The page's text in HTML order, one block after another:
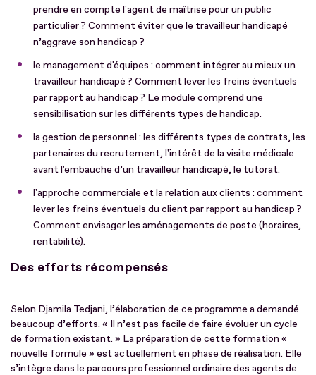
prendre en compte l'agent de maîtrise pour un public
particulier ? Comment éviter que le travailleur handicapé
n’aggrave son handicap ?
le management d'équipes : comment intégrer au mieux un
travailleur handicapé ? Comment lever les freins éventuels
par rapport au handicap ? Le module comprend une
sensibilisation sur les différents types de handicap.
la gestion de personnel : les différents types de contrats, les
partenaires du recrutement, l'intérêt de la visite médicale
avant l'embauche d’un travailleur handicapé, le tutorat.
l'approche commerciale et la relation aux clients : comment
lever les freins éventuels du client par rapport au handicap ?
Comment envisager les aménagements de poste (horaires,
rentabilité).
Des efforts récompensés
Selon Djamila Tedjani, l’élaboration de ce programme a demandé
beaucoup d’efforts. « Il n’est pas facile de faire évoluer un cycle
de formation existant. » La préparation de cette formation «
nouvelle formule » est actuellement en phase de réalisation. Elle
s’intègre dans le parcours professionnel ordinaire des agents de